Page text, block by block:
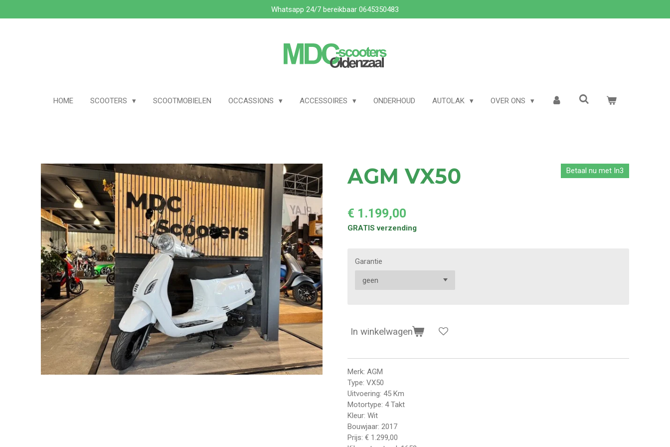
direct
Whatsapp 24/7 bereikbaar 0645350483
HOME SCOOTERS SCOOTMOBIELEN OCCASSIONS ACCESSOIRES ONDERHOUD AUTOLAK OVER ONS
AGM VX50 Betaal nu met In3
€ 1.199,00
GRATIS verzending
Garantie
In winkelwagen
Merk: AGM
Type: VX50
Uitvoering: 45 Km
Motortype: 4 Takt
Kleur: Wit
Bouwjaar: 2017
Prijs: € 1.299,00